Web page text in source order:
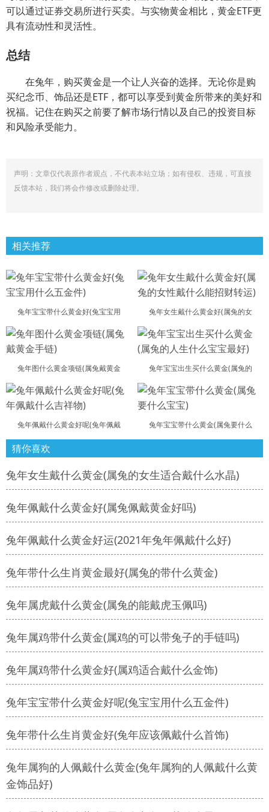
可以通过证券交易所进行买卖。与实物黄金相比，黄金ETF更
具有流动性和灵活性。
总结
在兔年，购买黄金是一个让人兴奋的选择。无论你是购
买纪念币、饰品还是ETF，都可以享受到黄金所带来的美好和
祝福。记住在购买之前要了解市场行情以及自己的投资目标
和风险承受能力。
声明：文章仅代表原作者观点，不代表本站立场；如有侵权、违规，可直接
反馈本站，我们将会作修改或删除处理。
相关推荐
兔年宝宝带什么黄金好(兔宝宝用 兔年女生戴什么黄金好(属兔的女
兔年图什么黄金项链(属兔戴黄金 兔年宝宝出生买什么黄金(属兔的
兔年佩戴什么黄金好呢(兔年佩戴 兔年宝宝带什么黄金(属兔要什么
猜你喜欢
兔年女生戴什么黄金(属兔的女生适合戴什么水晶)
兔年佩戴什么黄金好(属兔佩戴黄金好吗)
兔年佩戴什么黄金好运(2021年兔年佩戴什么好)
兔年带什么生肖黄金最好(属兔的带什么黄金)
兔年属虎戴什么黄金(属兔的能戴虎玉佩吗)
兔年属鸡带什么黄金(属鸡的可以带兔子的手链吗)
兔年属鸡带什么黄金好(属鸡适合戴什么金饰)
兔年宝宝带什么黄金好呢(兔宝宝用什么五金件)
兔年带什么生肖黄金好(兔年应该佩戴什么首饰)
兔年属狗的人佩戴什么黄金(兔年属狗的人佩戴什么黄
金饰品好)